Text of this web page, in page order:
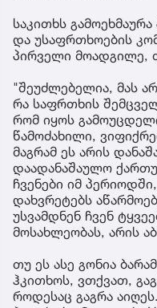
საკითხს
და უსაფრთხოების
პირველი მოადგილე,
"შეუძლებელია, მას
რა საფრთხის
რომ იყოს
წამოძახილი,
მაგრამ ეს არის
დაადანაშაულო
ჩვენები იმ
დახვრეტებს
უსვამდნენ ჩვენ
მოსახლეობას, არის
თუ ეს ასე გონია
ჰკითხოს, ვთქვათ,
როდესაც გაგრა